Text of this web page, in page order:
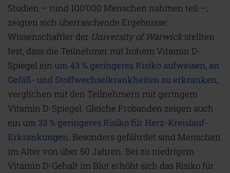
Studien – rund 100‘000 Menschen nahmen teil –,
zeigten sich überraschende Ergebnisse:
Wissenschaftler der University of Warwickstellten
fest, dass die Teilnehmer mit hohem Vitamin D-
Spiegel ein um 43 % geringeres Risiko aufweisen, an
Gefäß- und Stoffwechselkrankheiten zu erkranken,
verglichen mit den Teilnehmern mit geringem
Vitamin D-Spiegel. Gleiche Probanden zeigen auch
ein um 33 % geringeres Risiko für Herz-Kreislauf-
Erkrankungen. Besonders gefährdet sind Menschen
im Alter von über 50 Jahren. Bei zu niedrigem
Vitamin D-Gehalt im Blut erhöht sich das Risiko für